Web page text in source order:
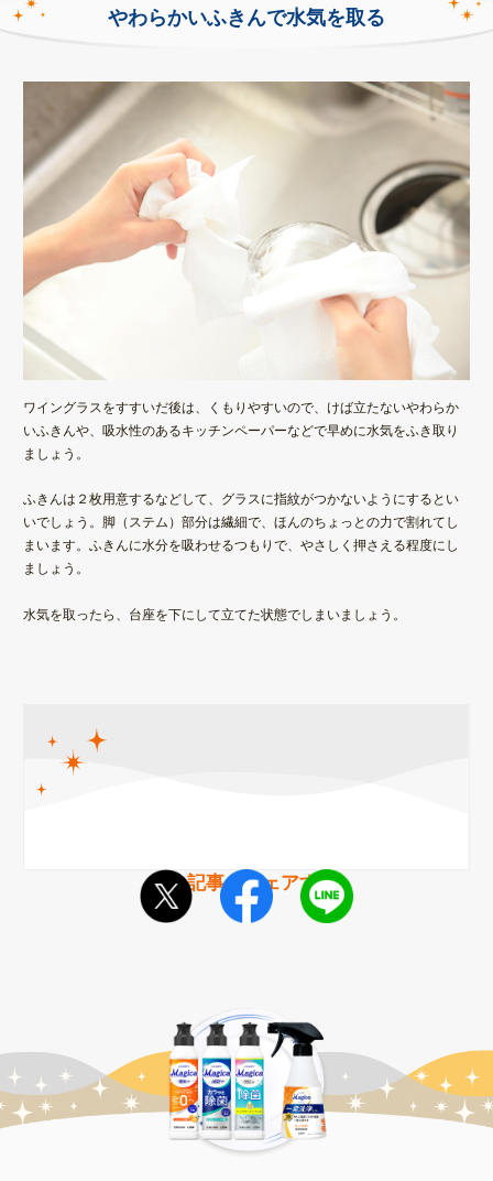
やわらかいふきんで水気を取る
ワイングラスをすすいだ後は、くもりやすいので、 けば立たないやわらか
いふきんや、吸水性のあるキッチンペーパーなどで早めに水気をふき取り
ましょう。
ふきんは２枚用意するなどして、グラスに指紋がつかないようにするとい
いでしょう。脚（ステム）部分は繊細で、ほんのちょっとの力で割れてし
まいます。ふきんに水分を吸わせるつもりで、 やさしく押さえる程度にし
ましょう。
水気を取ったら、台座を下にして立てた状態でしまいましょう。
この記事をシェアする!